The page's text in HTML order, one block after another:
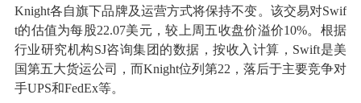
Knight各自旗下品牌及运营方式将保持不变。该交易对Swif
t的估值为每股22.07美元，较上周五收盘价溢价10%。根据
行业研究机构SJ咨询集团的数据，按收入计算，Swift是美
国第五大货运公司，而Knight位列第22，落后于主要竞争对
手UPS和FedEx等。